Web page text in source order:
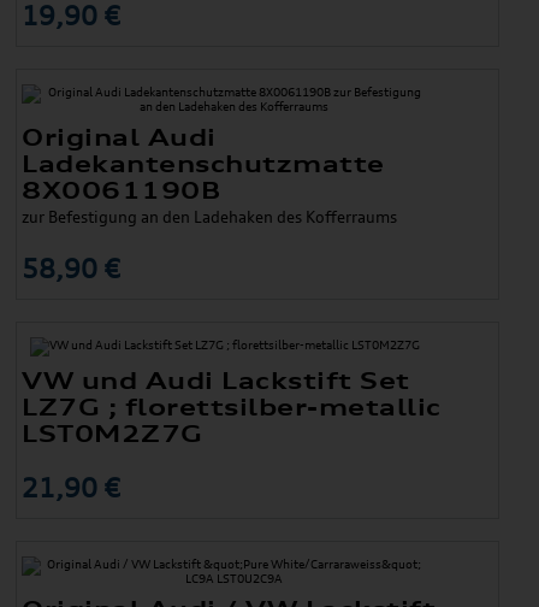
19,90 €
Original Audi
Ladekantenschutzmatte
8X0061190B
zur Befestigung an den Ladehaken des Kofferraums
58,90 €
VW und Audi Lackstift Set
LZ7G ; florettsilber-metallic
LST0M2Z7G
21,90 €